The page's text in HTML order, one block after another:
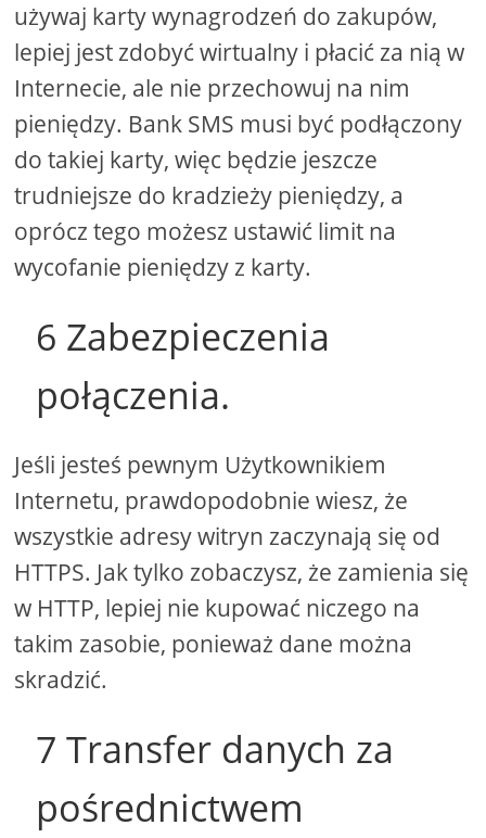
używaj karty wynagrodzeń do zakupów,
lepiej jest zdobyć wirtualny i płacić za nią w
Internecie, ale nie przechowuj na nim
pieniędzy. Bank SMS musi być podłączony
do takiej karty, więc będzie jeszcze
trudniejsze do kradzieży pieniędzy, a
oprócz tego możesz ustawić limit na
wycofanie pieniędzy z karty.
6 Zabezpieczenia
połączenia.
Jeśli jesteś pewnym Użytkownikiem
Internetu, prawdopodobnie wiesz, że
wszystkie adresy witryn zaczynają się od
HTTPS. Jak tylko zobaczysz, że zamienia się
w HTTP, lepiej nie kupować niczego na
takim zasobie, ponieważ dane można
skradzić.
7 Transfer danych za
pośrednictwem